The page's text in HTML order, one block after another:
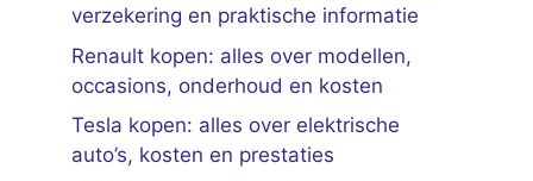
verzekering en praktische informatie
Renault kopen: alles over modellen,
occasions, onderhoud en kosten
Tesla kopen: alles over elektrische
auto’s, kosten en prestaties